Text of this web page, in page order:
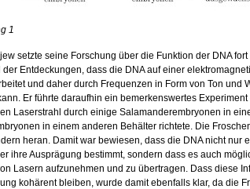
1
setzte seine Forschung über die Funktion der DNA
der Entdeckungen, dass die DNA auf einer
und daher durch Frequenzen in Form von Ton und
Er führte daraufhin ein bemerkenswertes
Laserstrahl durch einige Salamanderembryonen in
in einem anderen Behälter richtete. Die
heran. Damit war bewiesen, dass die DNA nicht nur
ihre Ausprägung bestimmt, sondern dass es auch
Lasern aufzunehmen und zu übertragen. Dass diese
kohärent bleiben, wurde damit ebenfalls klar, da die